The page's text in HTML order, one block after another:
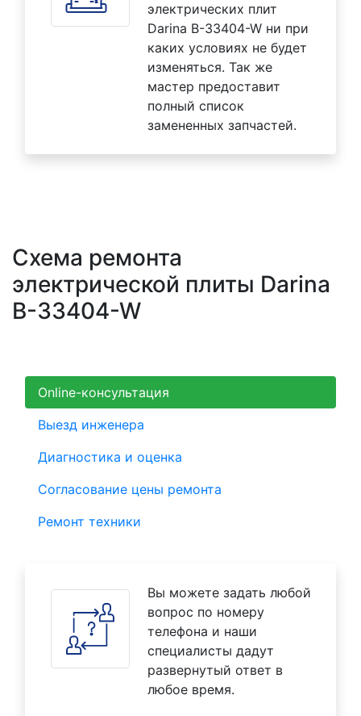
электрических плит
Darina B-33404-W ни при
каких условиях не будет
изменяться. Так же
мастер предоставит
полный список
замененных запчастей.
Схема ремонта
электрической плиты Darina
B-33404-W
Online-консультация
Выезд инженера
Диагностика и оценка
Согласование цены ремонта
Ремонт техники
Вы можете задать любой
вопрос по номеру
телефона и наши
специалисты дадут
развернутый ответ в
любое время.